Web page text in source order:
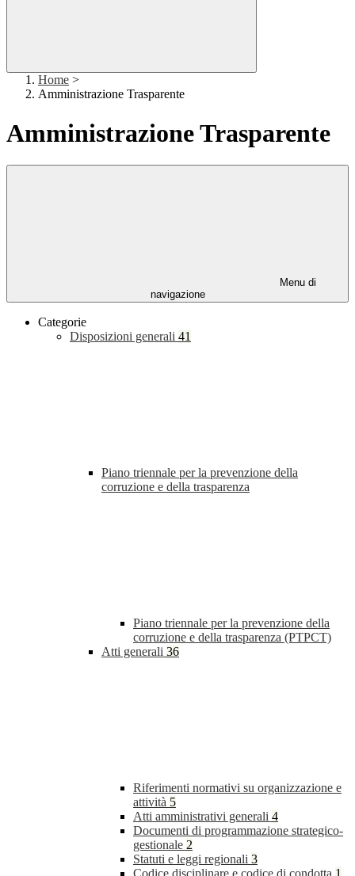
Home >
Amministrazione Trasparente
Amministrazione Trasparente
Menu di
navigazione
Categorie
Disposizioni generali 41
Piano triennale per la prevenzione della
corruzione e della trasparenza
Piano triennale per la prevenzione della
corruzione e della trasparenza (PTPCT)
Atti generali 36
Riferimenti normativi su organizzazione e
attività 5
Atti amministrativi generali 4
Documenti di programmazione strategico-
gestionale 2
Statuti e leggi regionali 3